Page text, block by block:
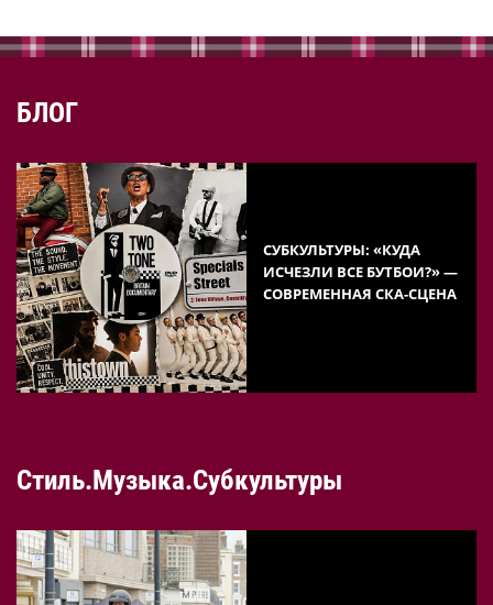
БЛОГ
СУБКУЛЬТУРЫ: «КУДА
ИСЧЕЗЛИ ВСЕ БУТБОИ?» —
СОВРЕМЕННАЯ СКА-СЦЕНА
Стиль.Музыка.Субкультуры